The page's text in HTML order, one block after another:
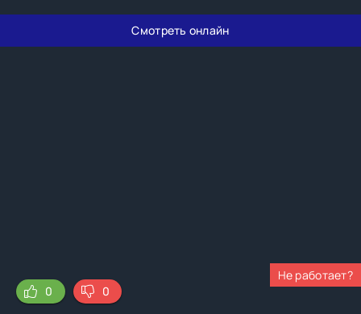
Смотреть онлайн
Не работает?
0
0